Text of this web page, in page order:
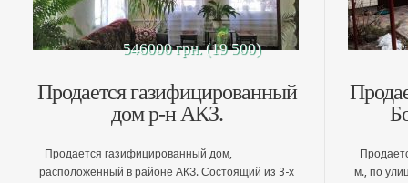
546000 грн. (19 500)
Продается газифицированный
дом р-н АКЗ.
Продается газифицированный дом,
расположенный в районе АКЗ. Состоящий из 3-х
м., по